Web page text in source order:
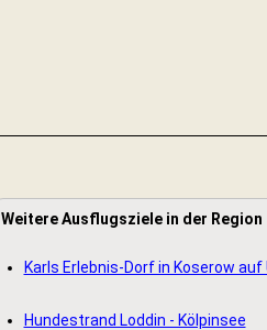
Weitere Ausflugsziele in der Region
Karls Erlebnis-Dorf in Koserow auf
Hundestrand Loddin - Kölpinsee